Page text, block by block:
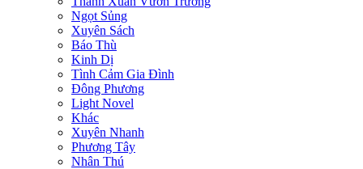
Ngọt Sủng
Xuyên Sách
Báo Thù
Kinh Dị
Tình Cảm Gia Đình
Đông Phương
Light Novel
Khác
Xuyên Nhanh
Phương Tây
Nhân Thú